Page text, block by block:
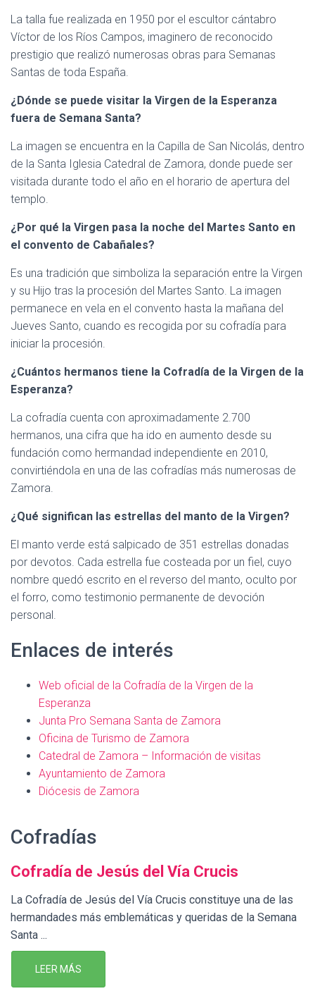
La talla fue realizada en 1950 por el escultor cántabro
Víctor de los Ríos Campos, imaginero de reconocido
prestigio que realizó numerosas obras para Semanas
Santas de toda España.
¿Dónde se puede visitar la Virgen de la Esperanza
fuera de Semana Santa?
La imagen se encuentra en la Capilla de San Nicolás, dentro
de la Santa Iglesia Catedral de Zamora, donde puede ser
visitada durante todo el año en el horario de apertura del
templo.
¿Por qué la Virgen pasa la noche del Martes Santo en
el convento de Cabañales?
Es una tradición que simboliza la separación entre la Virgen
y su Hijo tras la procesión del Martes Santo. La imagen
permanece en vela en el convento hasta la mañana del
Jueves Santo, cuando es recogida por su cofradía para
iniciar la procesión.
¿Cuántos hermanos tiene la Cofradía de la Virgen de la
Esperanza?
La cofradía cuenta con aproximadamente 2.700
hermanos, una cifra que ha ido en aumento desde su
fundación como hermandad independiente en 2010,
convirtiéndola en una de las cofradías más numerosas de
Zamora.
¿Qué significan las estrellas del manto de la Virgen?
El manto verde está salpicado de 351 estrellas donadas
por devotos. Cada estrella fue costeada por un fiel, cuyo
nombre quedó escrito en el reverso del manto, oculto por
el forro, como testimonio permanente de devoción
personal.
Enlaces de interés
Web oficial de la Cofradía de la Virgen de la
Esperanza
Junta Pro Semana Santa de Zamora
Oficina de Turismo de Zamora
Catedral de Zamora – Información de visitas
Ayuntamiento de Zamora
Diócesis de Zamora
Cofradías
Cofradía de Jesús del Vía Crucis
La Cofradía de Jesús del Vía Crucis constituye una de las
hermandades más emblemáticas y queridas de la Semana
Santa ...
LEER MÁS